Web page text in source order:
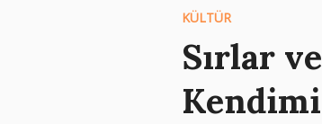
KÜLTÜR
Sırlar